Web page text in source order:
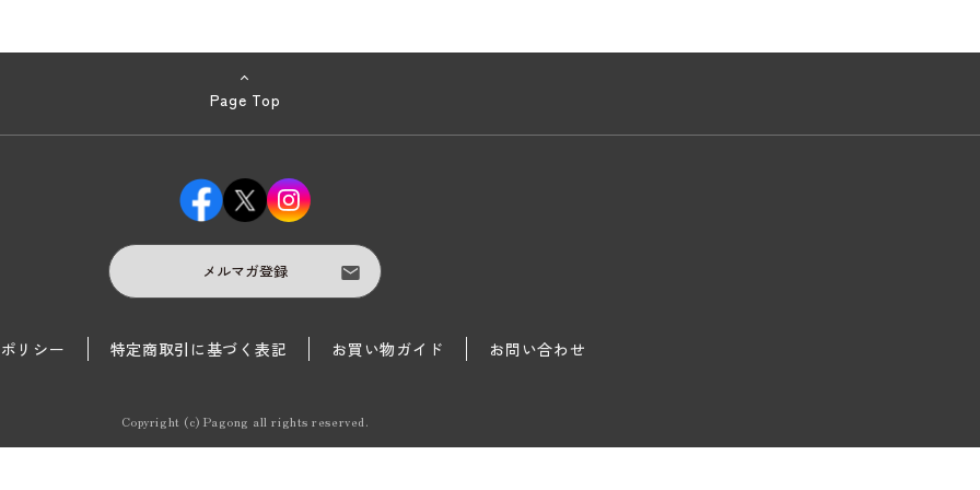
Page Top
メルマガ登録
リシー 特定商取引に基づく表記 お買い物ガイド お問い合わせ
Copyright (c) Pagong all rights reserved.